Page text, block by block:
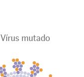
Vírus mutado